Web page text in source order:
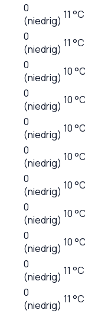
0
(niedrig) 11 °C
0
(niedrig) 11 °C
0
(niedrig) 10
0
(niedrig) 10
0
(niedrig) 10
0
(niedrig) 10
0
(niedrig) 10
0
(niedrig) 10
0
(niedrig) 10
0
(niedrig) 11 °C
0
(niedrig) 11 °C